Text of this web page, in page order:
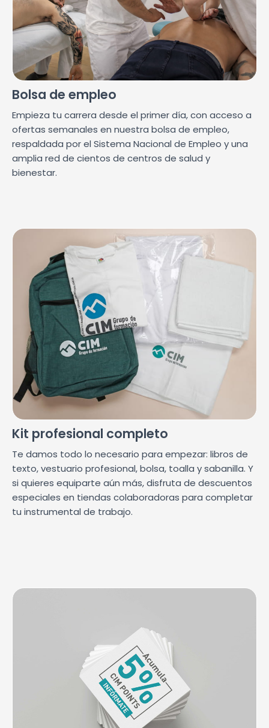
Bolsa de empleo
Empieza tu carrera desde el primer día, con acceso a
ofertas semanales en nuestra bolsa de empleo,
respaldada por el Sistema Nacional de Empleo y una
amplia red de cientos de centros de salud y
bienestar.
Kit profesional completo
Te damos todo lo necesario para empezar: libros de
texto, vestuario profesional, bolsa, toalla y sabanilla. Y
si quieres equiparte aún más, disfruta de descuentos
especiales en tiendas colaboradoras para completar
tu instrumental de trabajo.